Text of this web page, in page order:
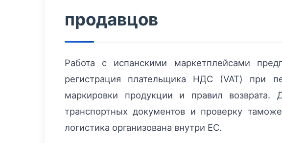
продавцов
Работа с испанскими маркетплейсами
регистрация плательщика НДС (VAT) при
маркировки продукции и правил
транспортных документов и проверку
логистика организована внутри ЕС.